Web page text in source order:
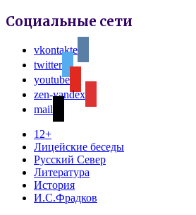
Социальные сети
vkontakte
twitter
youtube
zen-yandex
mail
12+
Лицейские беседы
Русский Север
Литература
История
И.С.Фрадков